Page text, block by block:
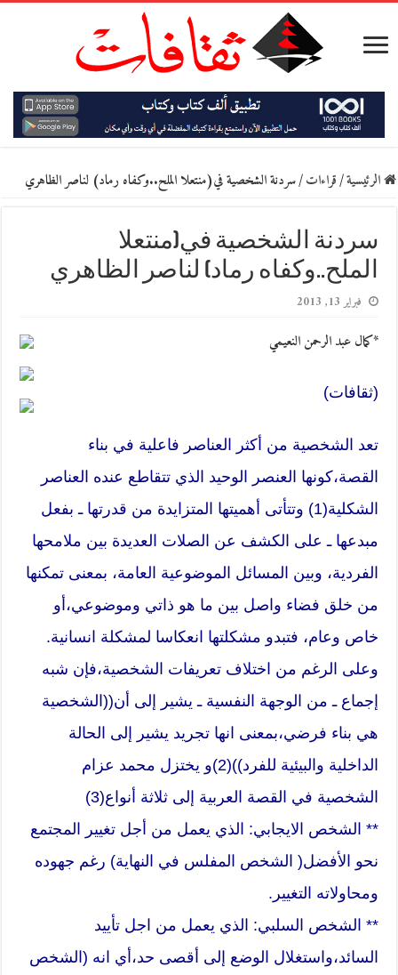
الرئيسية/قراءات/سردنة الشخصية في(منتعلا الملح..وكفاه رماد) لناصر الظاهري
سردنة الشخصية في(منتعلا
الملح..وكفاه رماد) لناصر الظاهري
فبراير 13, 2013
*كمال عبد الرحمن النعيمي
(ثقافات)
تعد الشخصية من أكثر العناصر فاعلية في بناء
القصة،كونها العنصر الوحيد الذي تتقاطع عنده العناصر
الشكلية(1) وتتأتى أهميتها المتزايدة من قدرتها ـ بفعل
مبدعها ـ على الكشف عن الصلات العديدة بين ملامحها
الفردية، وبين المسائل الموضوعية العامة، بمعنى تمكنها
من خلق فضاء واصل بين ما هو ذاتي وموضوعي،أو
خاص وعام، فتبدو مشكلتها انعكاسا لمشكلة انسانية.
وعلى الرغم من اختلاف تعريفات الشخصية،فإن شبه
إجماع ـ من الوجهة النفسية ـ يشير إلى أن((الشخصية
هي بناء فرضي،بمعنى انها تجريد يشير إلى الحالة
الداخلية والبيئية للفرد))(2)و يختزل محمد عزام
الشخصية في القصة العربية إلى ثلاثة أنواع(3)
** الشخص الايجابي: الذي يعمل من أجل تغيير المجتمع
نحو الأفضل( الشخص المفلس في النهاية) رغم جهوده
ومحاولاته التغيير.
** الشخص السلبي: الذي يعمل من اجل تأييد
السائد،واستغلال الوضع إلى أقصى حد،أي انه (الشخص